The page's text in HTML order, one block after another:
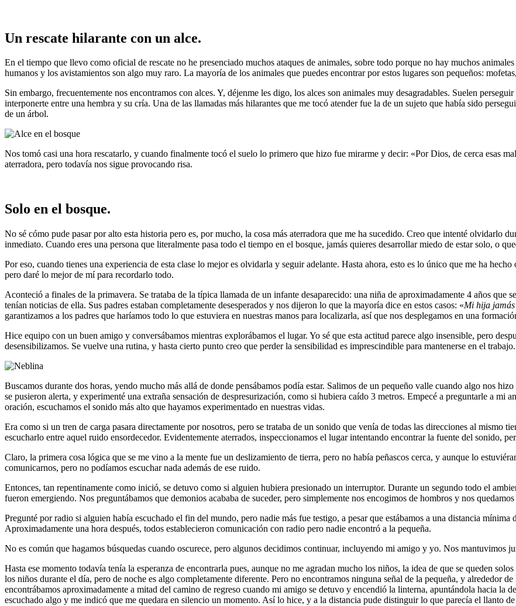
Un rescate hilarante con un alce.
En el tiempo que llevo como oficial de rescate no he presenciado muchos ataques de animales, sobre todo porque no hay muchos
humanos y los avistamientos son algo muy raro. La mayoría de los animales que puedes encontrar por estos lugares son pequeños:
Sin embargo, frecuentemente nos encontramos con alces. Y, déjenme les digo, los alces son animales muy desagradables. Suelen
interponerte entre una hembra y su cría. Una de las llamadas más hilarantes que me tocó atender fue la de un sujeto que había sido
de un árbol.
Nos tomó casi una hora rescatarlo, y cuando finalmente tocó el suelo lo primero que hizo fue mirarme y decir: «Por Dios, de cerca esas
aterradora, pero todavía nos sigue provocando risa.
Solo en el bosque.
No sé cómo pude pasar por alto esta historia pero es, por mucho, la cosa más aterradora que me ha sucedido. Creo que intenté olvidarlo
inmediato. Cuando eres una persona que literalmente pasa todo el tiempo en el bosque, jamás quieres desarrollar miedo de estar solo, o
Por eso, cuando tienes una experiencia de esta clase lo mejor es olvidarla y seguir adelante. Hasta ahora, esto es lo único que me ha
pero daré lo mejor de mí para recordarlo todo.
Aconteció a finales de la primavera. Se trataba de la típica llamada de un infante desaparecido: una niña de aproximadamente 4 años que
tenían noticias de ella. Sus padres estaban completamente desesperados y nos dijeron lo que la mayoría dice en estos casos: «Mi hija
garantizamos a los padres que haríamos todo lo que estuviera en nuestras manos para localizarla, así que nos desplegamos en una
Hice equipo con un buen amigo y conversábamos mientras explorábamos el lugar. Yo sé que esta actitud parece algo insensible, pero
desensibilizamos. Se vuelve una rutina, y hasta cierto punto creo que perder la sensibilidad es imprescindible para mantenerse en el trabajo.
Buscamos durante dos horas, yendo mucho más allá de donde pensábamos podía estar. Salimos de un pequeño valle cuando algo nos
se pusieron alerta, y experimenté una extraña sensación de despresurización, como si hubiera caído 3 metros. Empecé a preguntarle a mi
oración, escuchamos el sonido más alto que hayamos experimentado en nuestras vidas.
Era como si un tren de carga pasara directamente por nosotros, pero se trataba de un sonido que venía de todas las direcciones al mismo
escucharlo entre aquel ruido ensordecedor. Evidentemente aterrados, inspeccionamos el lugar intentando encontrar la fuente del sonido,
Claro, la primera cosa lógica que se me vino a la mente fue un deslizamiento de tierra, pero no había peñascos cerca, y aunque lo
comunicarnos, pero no podíamos escuchar nada además de ese ruido.
Entonces, tan repentinamente como inició, se detuvo como si alguien hubiera presionado un interruptor. Durante un segundo todo el
fueron emergiendo. Nos preguntábamos que demonios acababa de suceder, pero simplemente nos encogimos de hombros y nos
Pregunté por radio si alguien había escuchado el fin del mundo, pero nadie más fue testigo, a pesar que estábamos a una distancia
Aproximadamente una hora después, todos establecieron comunicación con radio pero nadie encontró a la pequeña.
No es común que hagamos búsquedas cuando oscurece, pero algunos decidimos continuar, incluyendo mi amigo y yo. Nos mantuvimos
Hasta ese momento todavía tenía la esperanza de encontrarla pues, aunque no me agradan mucho los niños, la idea de que se queden
los niños durante el día, pero de noche es algo completamente diferente. Pero no encontramos ninguna señal de la pequeña, y alrededor
encontrábamos aproximadamente a mitad del camino de regreso cuando mi amigo se detuvo y encendió la linterna, apuntándola hacia la
escuchado algo y me indicó que me quedara en silencio un momento. Así lo hice, y a la distancia pude distinguir lo que parecía el llanto